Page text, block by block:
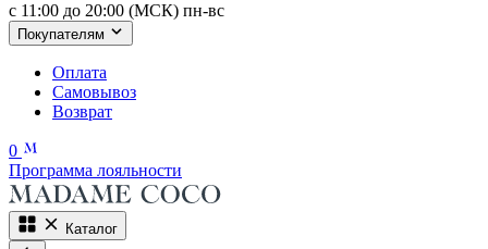
с 11:00 до 20:00 (МСК) пн-вс
Покупателям
Оплата
Самовывоз
Возврат
0
Программа лояльности
Каталог